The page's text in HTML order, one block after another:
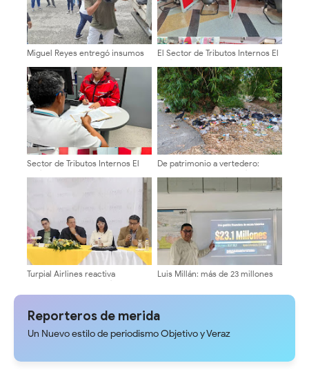
Miguel Reyes entregó insumos
contribución para las familias
afectadas por el doblete sísmico
El Sector de Tributos Internos El
Vigía intensifica atención al
contribuyente y operativos de
control fiscal ​
Sector de Tributos Internos El
Vigía inicia la semana con
De patrimonio a vertedero:
Crisis ambiental en el río
Turpial Airlines reactiva
operaciones en El Vigía para
impulsar el turismo y el
Luis Millán: más de 23 millones
sumida entre oscuridad y
Reporteros de merida
Un Nuevo estilo de periodismo Objetivo y Veraz